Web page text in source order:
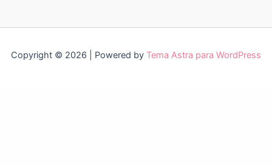
Copyright © 2026 | Powered by Tema Astra para WordPress